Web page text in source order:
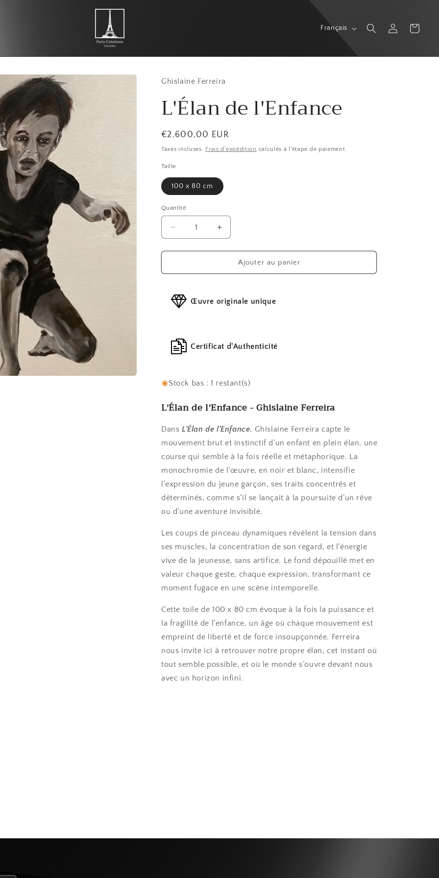
L
n
e
Français Connexion Panier
Ghislaine Ferreira
L'Élan de l'Enfance
Prix
habituel
€2.600,00 EUR
Taxes incluses. Frais d'expédition calculés à l'étape de paiement.
Taille
100 x 80 cm
Quantité
Réduire
la
quantité
L&#39;Élan
l&#39;Enfance
Augmenter
la
quantité
L&#39;Élan
Ajouter au panier
Œuvre originale unique
Certificat d'Authenticité
Stock bas : 1 restant(s)
L'Élan de l'Enfance - Ghislaine Ferreira
Dans L'Élan de l'Enfance, Ghislaine Ferreira capte le
mouvement brut et instinctif d’un enfant en plein élan, une
course qui semble à la fois réelle et métaphorique. La
monochromie de l'œuvre, en noir et blanc, intensifie
l’expression du jeune garçon, ses traits concentrés et
déterminés, comme s’il se lançait à la poursuite d’un rêve
ou d’une aventure invisible.
Les coups de pinceau dynamiques révèlent la tension dans
ses muscles, la concentration de son regard, et l’énergie
vive de la jeunesse, sans artifice. Le fond dépouillé met en
valeur chaque geste, chaque expression, transformant ce
moment fugace en une scène intemporelle.
Cette toile de 100 x 80 cm évoque à la fois la puissance et
la fragilité de l'enfance, un âge où chaque mouvement est
empreint de liberté et de force insoupçonnée. Ferreira
nous invite ici à retrouver notre propre élan, cet instant où
tout semble possible, et où le monde s’ouvre devant nous
avec un horizon infini.